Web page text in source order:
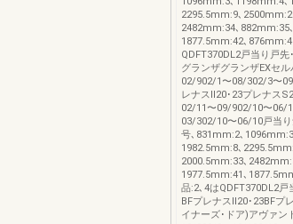
2295.5mm:9､
2482mm:34､882mm:35
1877.5mm:42､
QDFT370DL2戸当り戸
グランザグランザEXセ
02/902/1〜08/302/3〜
レナスⅡ20･23プレナス
02/11〜09/902/10〜06/
03/302/10〜06/10戸当
号､831mm:2､
1982.5mm:8､
2000.5mm:33､
1977.5mm:41､
品:2､4はQDFT370DL2戸
BFプレナスⅡ20･23BFプ
イナーズ･ドア)アヴァ